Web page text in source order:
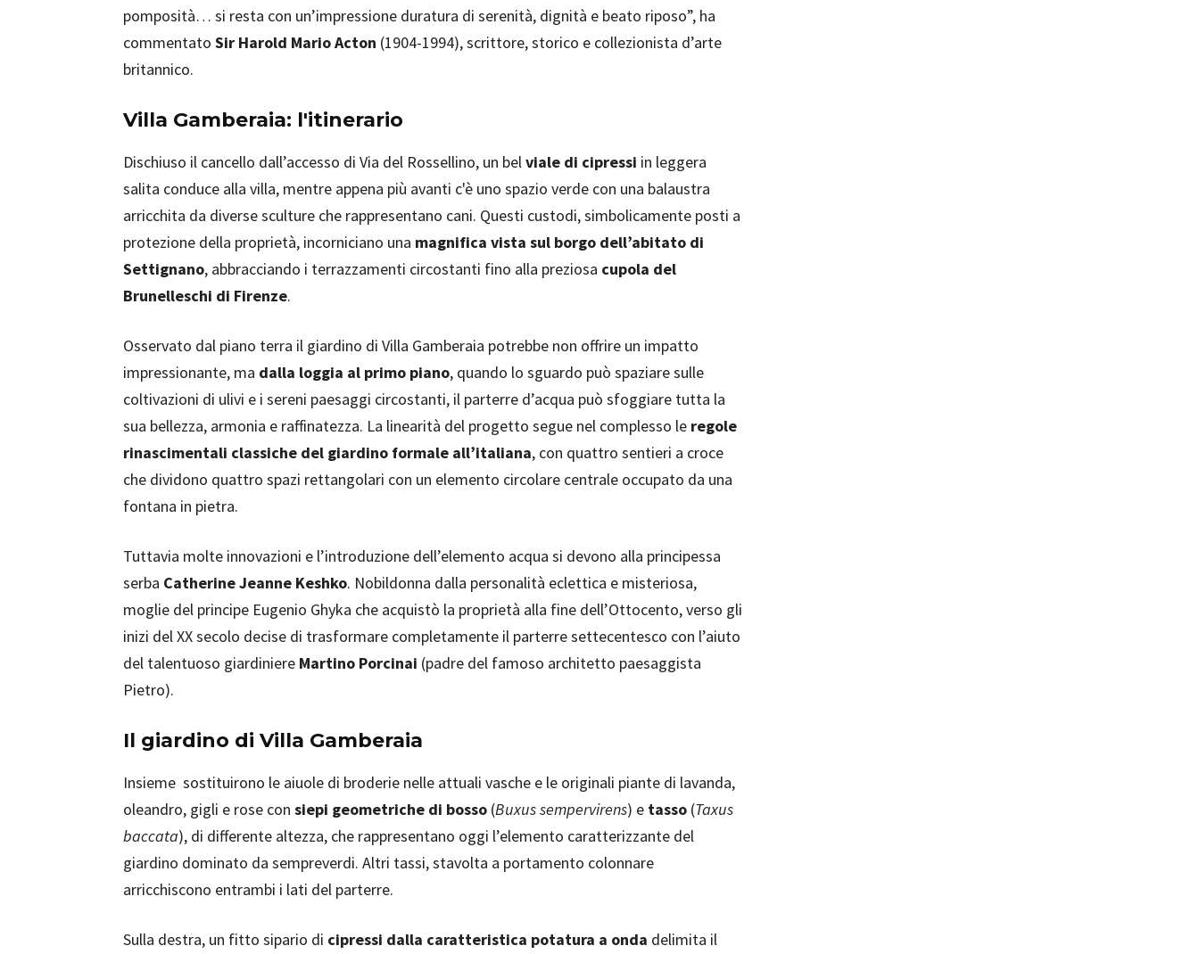
pomposità… si resta con un’impressione duratura di serenità, dignità e beato riposo”, ha
commentato Sir Harold Mario Acton (1904-1994), scrittore, storico e collezionista d’arte
britannico.
Villa Gamberaia: l'itinerario
Dischiuso il cancello dall’accesso di Via del Rossellino, un belviale di cipressi in leggera
salita conduce alla villa, mentre appena più avanti c'è uno spazio verde con una balaustra
arricchita da diverse sculture che rappresentano cani. Questi custodi, simbolicamente posti a
protezione della proprietà, incorniciano una magnifica vista sul borgo dell’abitato di
Settignano, abbracciando i terrazzamenti circostanti fino alla preziosa cupola del
Brunelleschi di Firenze.
Osservato dal piano terra il giardino di Villa Gamberaia potrebbe non offrire un impatto
impressionante, ma dalla loggia al primo piano, quando lo sguardo può spaziare sulle
coltivazioni di ulivi e i sereni paesaggi circostanti, il parterre d’acqua può sfoggiare tutta la
sua bellezza, armonia e raffinatezza. La linearità del progetto segue nel complesso le regole
rinascimentali classiche del giardino formale all’italiana, con quattro sentieri a croce
che dividono quattro spazi rettangolari con un elemento circolare centrale occupato da una
fontana in pietra.
Tuttavia molte innovazioni e l’introduzione dell’elemento acqua si devono alla principessa
serba Catherine Jeanne Keshko. Nobildonna dalla personalità eclettica e misteriosa,
moglie del principe Eugenio Ghyka che acquistò la proprietà alla fine dell’Ottocento, verso gli
inizi del XX secolo decise di trasformare completamente il parterre settecentesco con l’aiuto
del talentuoso giardiniere Martino Porcinai (padre del famoso architetto paesaggista
Pietro).
Il giardino di Villa Gamberaia
Insieme sostituirono le aiuole di broderie nelle attuali vasche e le originali piante di lavanda,
oleandro, gigli e rose con siepi geometriche di bosso (Buxus sempervirens) e tasso (Taxus
baccata), di differente altezza, che rappresentano oggi l’elemento caratterizzante del
giardino dominato da sempreverdi. Altri tassi, stavolta a portamento colonnare
arricchiscono entrambi i lati del parterre.
Sulla destra, un fitto sipario di cipressi dalla caratteristica potatura a onda delimita il